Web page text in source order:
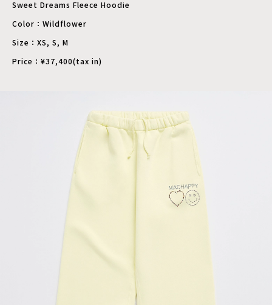
Sweet Dreams Fleece Hoodie
Color：Wildflower
Size：XS, S, M
Price：¥37,400(tax in)